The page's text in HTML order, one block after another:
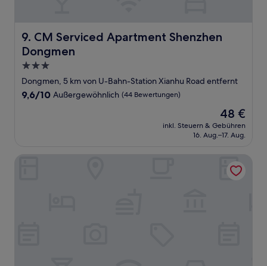
9. CM Serviced Apartment Shenzhen
Dongmen
CM Serviced Apartment Shenzhen Dongmen
3.0-
Sterne-
Unterkunft
Dongmen, 5 km von U-Bahn-Station Xianhu Road entfernt
9.6
9,6/10 Außergewöhnlich (44 Bewertungen)
Der
Preis
beträgt
48 €
inkl. Steuern & Gebühren
16. Aug.–17. Aug.
Crowne Plaza Hotel & Suites Landmark Shenzhen by IHG